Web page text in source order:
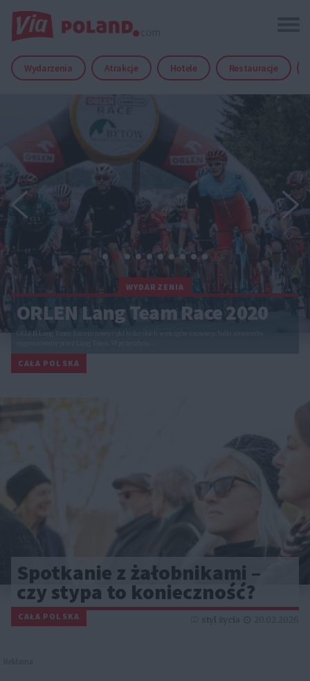
Wydarzenia Atrakcje Hotele Restauracje
WYDARZENIA
ORLEN Lang Team Race 2020
ORLEN Lang Team Race to nowy cykl kolarskich wyścigów szosowych dla amatorów
CAŁA POLSKA
Spotkanie z żałobnikami –
czy stypa to konieczność?
CAŁA POLSKA